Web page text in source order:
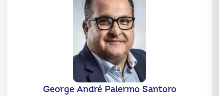
George André Palermo Santoro